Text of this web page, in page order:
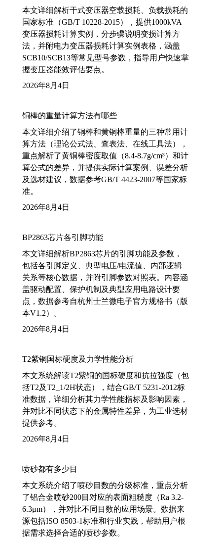
本文详细解析干式变压器空载损耗、负载损耗的
国家标准（GB/T 10228-2015），提供1000kVA
变压器损耗计算实例，分步骤说明变损计算方
法，并附电力变压器损耗计算实例表格，涵盖
SCB10/SCB13等常见型号参数，指导用户快速掌
握变压器能效评估要点。
2026年8月4日
铜棒的重量计算方法有哪些
本文详细介绍了铜棒和黄铜棒重量的三种常用计
算方法（理论公式法、查表法、在线工具法），
重点解析了黄铜棒密度取值（8.4-8.7g/cm³）和计
算公式的差异，并提供实际计算案例、误差分析
及选材建议，数据参考GB/T 4423-2007等国家标
准。
2026年8月4日
BP2863芯片各引脚功能
本文详细解析BP2863芯片的引脚功能及参数，
包括各引脚定义、典型电压/电流值、内部逻辑
关系等核心数据，并附引脚参数对照表。内容涵
盖驱动配置、保护机制及典型应用电路设计要
点，数据参考自杭州士兰微电子官方规格书（版
本V1.2）。
2026年8月4日
T2紫铜国标硬度及力学性能分析
本文系统解读T2紫铜的国标硬度和抗拉强度（包
括T2及T2_1/2H状态），结合GB/T 5231-2012标
准数据，详细分析其力学性能指标及影响因素，
并对比不同状态下的金属特性差异，为工业选材
提供参考。
2026年8月4日
喷砂都有多少目
本文系统介绍了喷砂目数的分级标准，重点分析
了铝合金喷砂200目对应的表面粗糙度（Ra 3.2-
6.3μm），并对比不同目数的应用场景。数据来
源包括ISO 8503-1标准和行业实践，帮助用户根
据需求选择合适的喷砂参数。